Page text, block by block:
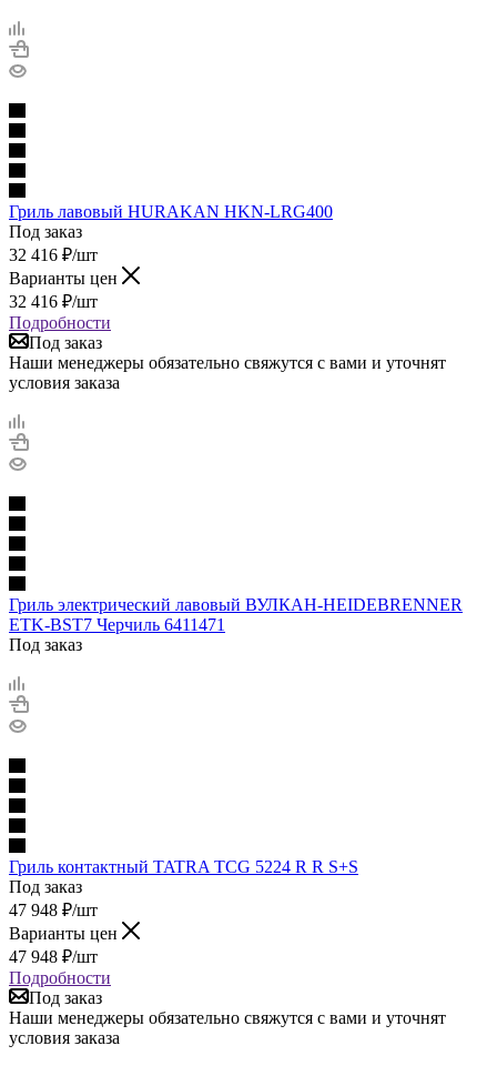
Гриль лавовый HURAKAN HKN-LRG400
Под заказ
32 416 ₽/шт
Варианты цен
32 416 ₽/шт
Подробности
Под заказ
Наши менеджеры обязательно свяжутся с вами и уточнят
условия заказа
Гриль электрический лавовый ВУЛКАН-HEIDEBRENNER
ETK-BST7 Черчиль 6411471
Под заказ
Гриль контактный TATRA TCG 5224 R R S+S
Под заказ
47 948 ₽/шт
Варианты цен
47 948 ₽/шт
Подробности
Под заказ
Наши менеджеры обязательно свяжутся с вами и уточнят
условия заказа